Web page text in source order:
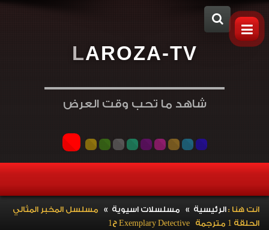
LAROZA-TV
شاهد ما تحب وقت العرض
انت هنا :الرئيسية » مسلسلات اسيوية » مسلسل المخبر المثالي
الحلقة 1 مترجمة Exemplary Detective ح1